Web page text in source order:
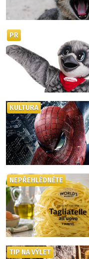
PR
KULTURA
NEPŘEHLÉDNĚTE
TIP NA VÝLET